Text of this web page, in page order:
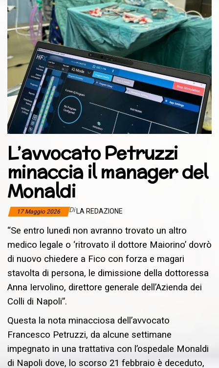
L’avvocato Petruzzi
minaccia il manager del
Monaldi
17 Maggio 2026 Di LA REDAZIONE
“Se entro lunedì non avranno trovato un altro
medico legale o ‘ritrovato il dottore Maiorino’ dovrò
di nuovo chiedere a Fico con forza e magari
stavolta di persona, le dimissione della dottoressa
Anna Iervolino, direttore generale dell’Azienda dei
Colli di Napoli”.
Questa la nota minacciosa dell’avvocato
Francesco Petruzzi, da alcune settimane
impegnato in una trattativa con l’ospedale Monaldi
di Napoli dove, lo scorso 21 febbraio è deceduto,